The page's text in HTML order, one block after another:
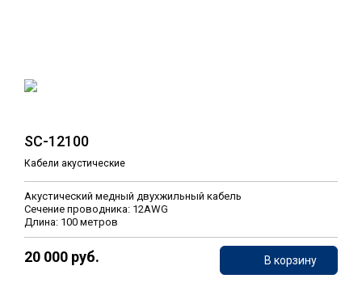
SC-12100
Кабели акустические
Акустический медный двухжильный кабель
Сечение проводника: 12AWG
Длина: 100 метров
20 000 руб. В корзину